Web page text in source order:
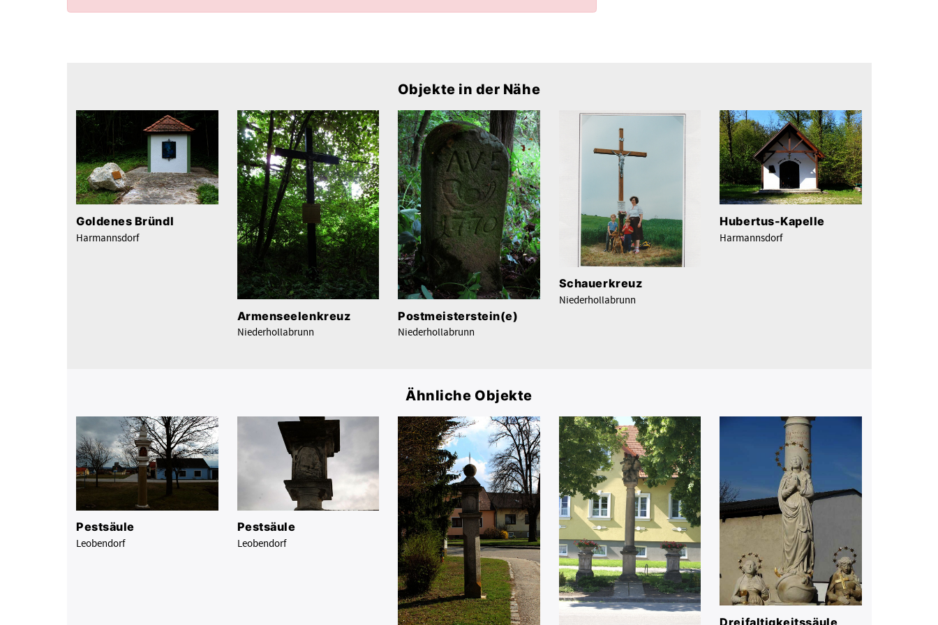
Objekte in der Nähe
Goldenes Bründl
Harmannsdorf
Armenseelenkreuz
Niederhollabrunn
Postmeisterstein(e)
Niederhollabrunn
Schauerkreuz
Niederhollabrunn
Hubertus-Kapelle
Harmannsdorf
Ähnliche Objekte
Pestsäule
Leobendorf
Pestsäule
Leobendorf
Dreifaltigkeitssäule